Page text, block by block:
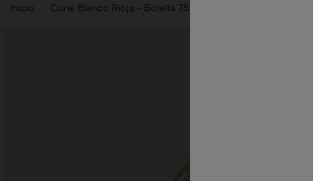
Inicio Cune Blanco Rioja - Botella 75cl